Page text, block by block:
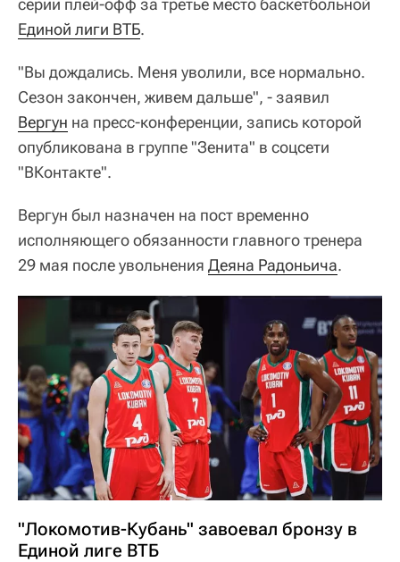
Единой лиги ВТБ.
"Вы дождались. Меня уволили, все нормально.
Сезон закончен, живем дальше", - заявил
Вергун на пресс-конференции, запись которой
опубликована в группе "Зенита" в соцсети
"ВКонтакте".
Вергун был назначен на пост временно
исполняющего обязанности главного тренера
29 мая после увольнения Деяна Радоньича.
"Локомотив-Кубань" завоевал бронзу в
Единой лиге ВТБ